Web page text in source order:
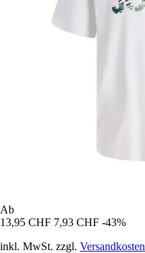
Ab
13,95 CHF 7,93 CHF -43%
inkl. MwSt. zzgl. Versandkosten